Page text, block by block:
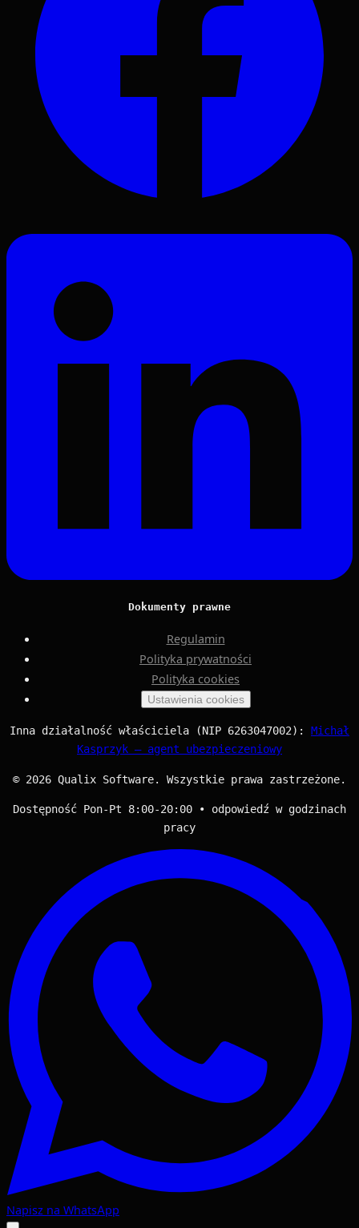
Dokumenty prawne
Regulamin
Polityka prywatności
Polityka cookies
Ustawienia cookies
Inna działalność właściciela (NIP 6263047002): Michał
Kasprzyk — agent ubezpieczeniowy
© 2026 Qualix Software. Wszystkie prawa zastrzeżone.
Dostępność Pon-Pt 8:00-20:00 • odpowiedź w godzinach
pracy
Napisz na WhatsApp